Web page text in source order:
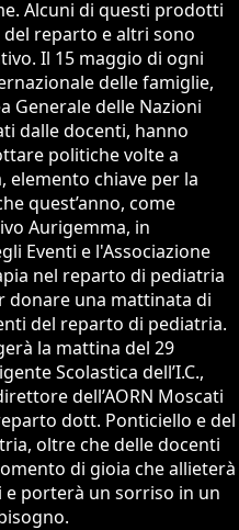
Alcuni di questi prodotti
reparto e altri sono
Il 15 maggio di ogni
delle famiglie,
Generale delle Nazioni
dalle docenti, hanno
politiche volte a
elemento chiave per la
quest’anno, come
Aurigemma, in
Eventi e l'Associazione
nel reparto di pediatria
donare una mattinata di
del reparto di pediatria.
la mattina del 29
Scolastica dell’I.C.,
dell’AORN Moscati
dott. Ponticiello e del
oltre che delle docenti
di gioia che allieterà
porterà un sorriso in un